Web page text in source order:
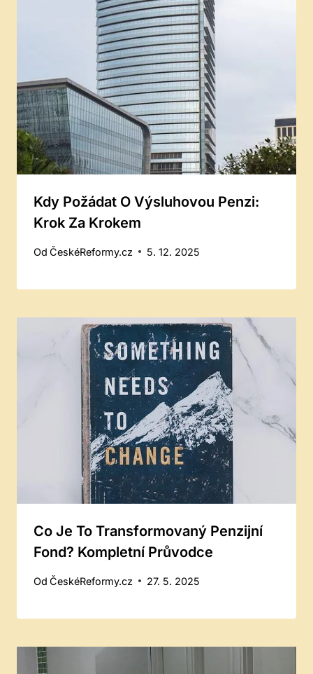
Kdy Požádat O Výsluhovou Penzi:
Krok Za Krokem
Od ČeskéReformy.cz 5. 12. 2025
Co Je To Transformovaný Penzijní
Fond? Kompletní Průvodce
Od ČeskéReformy.cz 27. 5. 2025